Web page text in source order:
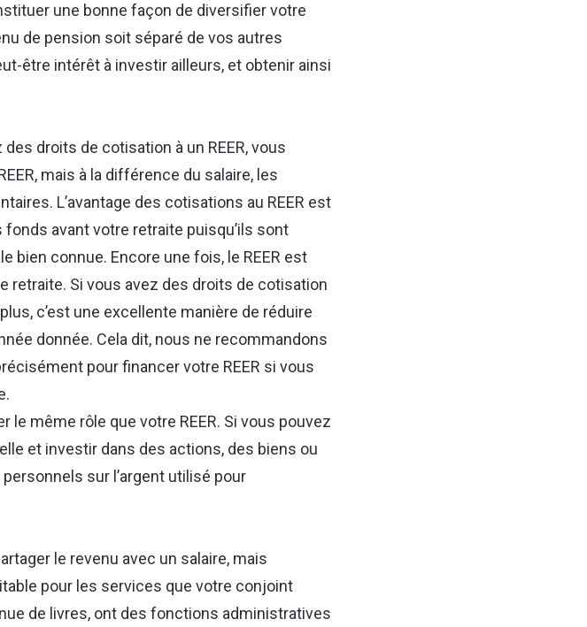
une bonne façon de diversifier votre
de pension soit séparé de vos autres
être intérêt à investir ailleurs, et obtenir ainsi
droits de cotisation à un REER, vous
mais à la différence du salaire, les
L’avantage des cotisations au REER est
avant votre retraite puisqu’ils sont
connue. Encore une fois, le REER est
retraite. Si vous avez des droits de cotisation
c’est une excellente manière de réduire
donnée. Cela dit, nous ne recommandons
pour financer votre REER si vous
même rôle que votre REER. Si vous pouvez
et investir dans des actions, des biens ou
sur l’argent utilisé pour
le revenu avec un salaire, mais
pour les services que votre conjoint
de livres, ont des fonctions administratives